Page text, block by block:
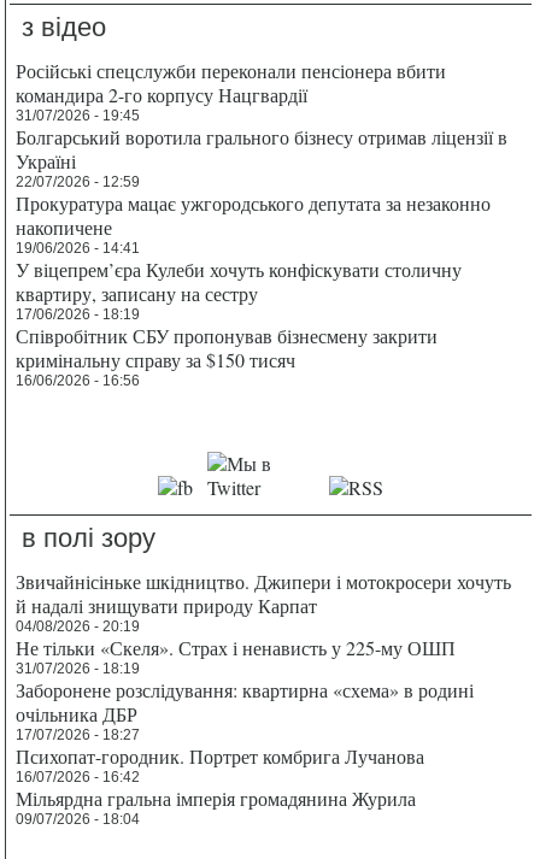
з відео
Російські спецслужби переконали пенсіонера вбити
командира 2-го корпусу Нацгвардії
31/07/2026 - 19:45
Болгарський воротила грального бізнесу отримав ліцензії в
Україні
22/07/2026 - 12:59
Прокуратура мацає ужгородського депутата за незаконно
накопичене
19/06/2026 - 14:41
У віцепрем’єра Кулеби хочуть конфіскувати столичну
квартиру, записану на сестру
17/06/2026 - 18:19
Співробітник СБУ пропонував бізнесмену закрити
кримінальну справу за $150 тисяч
16/06/2026 - 16:56
в полі зору
Звичайнісіньке шкідництво. Джипери і мотокросери хочуть
й надалі знищувати природу Карпат
04/08/2026 - 20:19
Не тільки «Скеля». Страх і ненависть у 225-му ОШП
31/07/2026 - 18:19
Заборонене розслідування: квартирна «схема» в родині
очільника ДБР
17/07/2026 - 18:27
Психопат-городник. Портрет комбрига Лучанова
16/07/2026 - 16:42
Мільярдна гральна імперія громадянина Журила
09/07/2026 - 18:04